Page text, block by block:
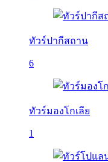
ทัวร์ปากีสถาน
6
ทัวร์มองโกเลีย
1